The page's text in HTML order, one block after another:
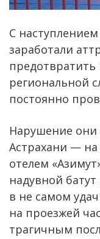
С
заработали
региональной
постоянно
Нарушение
Астрахани —
отелем
надувной батут
в не самом
на проезжей
трагичным